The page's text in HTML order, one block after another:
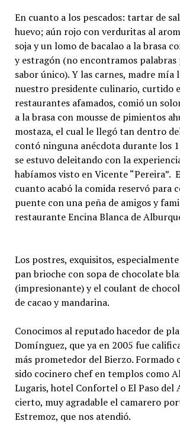
En cuanto a los pescados: tartar de
huevo; aún rojo con verduritas al
soja y un lomo de bacalao a la brasa
y estragón (no encontramos palabras
sabor único). Y las carnes, madre mía
nuestro presidente culinario, curtido
restaurantes afamados, comió un
a la brasa con mousse de pimientos
mostaza, el cual le llegó tan dentro
contó ninguna anécdota durante los
se estuvo deleitando con la
habíamos visto en Vicente “Pereira”.
cuanto acabó la comida reservó para
puente con una peña de amigos y
restaurante Encina Blanca de
Los postres, exquisitos,
pan brioche con sopa de chocolate
(impresionante) y el coulant de
de cacao y mandarina.
Conocimos al reputado hacedor de
Domínguez, que ya en 2005 fue
más prometedor del Bierzo. Formado
sido cocinero chef en templos como
Lugaris, hotel Confortel o El Paso del
cierto, muy agradable el camarero
Estremoz, que nos atendió.